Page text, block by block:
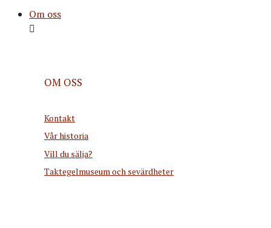
Om oss
OM OSS
Kontakt
Vår historia
Vill du sälja?
Taktegelmuseum och sevärdheter